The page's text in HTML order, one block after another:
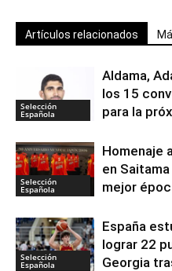
Artículos relacionados
Selección
Española
Aldama,
los 15
para la
Selección
Española
Homenaje
en
mejor
Selección
Española
España
lograr 22
Georgia